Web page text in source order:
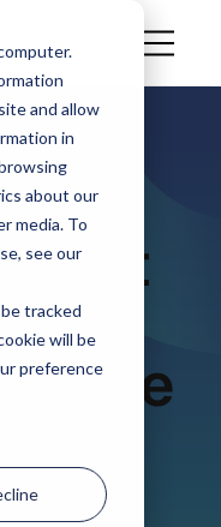
and allow
in
about our
media. To
see our
tracked
will be
preference
Wat
de